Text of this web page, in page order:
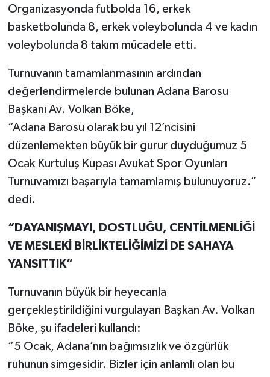
Organizasyonda futbolda 16, erkek
basketbolunda 8, erkek voleybolunda 4 ve kadın
voleybolunda 8 takım mücadele etti.
Turnuvanın tamamlanmasının ardından
değerlendirmelerde bulunan Adana Barosu
Başkanı Av. Volkan Böke,
“Adana Barosu olarak bu yıl 12’ncisini
düzenlemekten büyük bir gurur duyduğumuz 5
Ocak Kurtuluş Kupası Avukat Spor Oyunları
Turnuvamızı başarıyla tamamlamış bulunuyoruz.”
dedi.
“DAYANIŞMAYI, DOSTLUĞU, CENTİLMENLİĞİ
VE MESLEKİ BİRLİKTELİĞİMİZİ DE SAHAYA
YANSITTIK”
Turnuvanın büyük bir heyecanla
gerçekleştirildiğini vurgulayan Başkan Av. Volkan
Böke, şu ifadeleri kullandı:
“5 Ocak, Adana’nın bağımsızlık ve özgürlük
ruhunun simgesidir. Bizler için anlamlı olan bu